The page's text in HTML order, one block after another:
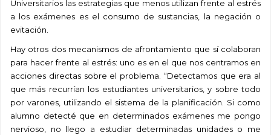
Universitarios las estrategias que menos utilizan frente al estrés
a los exámenes es el consumo de sustancias, la negación o
evitación.
Hay otros dos mecanismos de afrontamiento que sí colaboran
para hacer frente al estrés: uno es en el que nos centramos en
acciones directas sobre el problema. “Detectamos que era al
que más recurrían los estudiantes universitarios, y sobre todo
por varones, utilizando el sistema de la planificación. Si como
alumno detecté que en determinados exámenes me pongo
nervioso, no llego a estudiar determinadas unidades o me